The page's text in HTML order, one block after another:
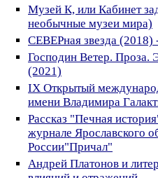
Музей К, или Кабинет
необычные музеи мира)
СЕВЕРная звезда (2018)
Господин Ветер. Проза.
(2021)
IX Открытый
имени Владимира
Рассказ "Печная
журнале Ярославского
России"Причал"
Андрей Платонов и